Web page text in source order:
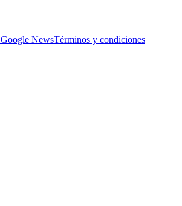
Google NewsTérminos y condiciones